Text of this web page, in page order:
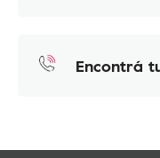
Encontrá